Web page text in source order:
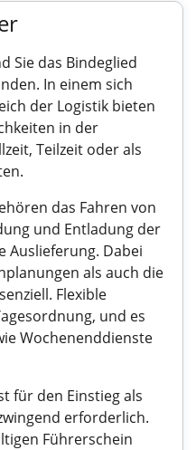
Sie das Bindeglied
In einem sich
der Logistik bieten
in der
Teilzeit oder als
das Fahren von
und Entladung der
Auslieferung. Dabei
als auch die
Flexible
und es
Wochenenddienste
für den Einstieg als
erforderlich.
Führerschein